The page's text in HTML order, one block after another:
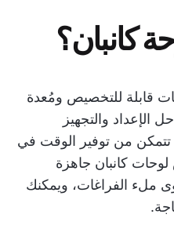
كانبان؟
قابلة للتخصيص ومُعدة
والتجهيز
تتمكن من توفير الوقت في
كانبان جاهزة
ملء الفراغات، ويمكنك